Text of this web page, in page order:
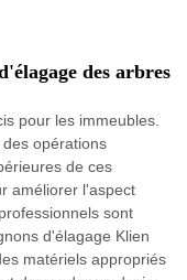
des arbres
pour les immeubles.
opérations
de ces
améliorer l'aspect
sont
d'élagage Klien
matériels appropriés